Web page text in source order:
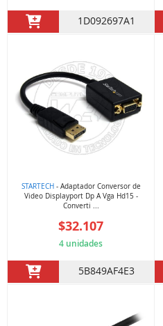
1D092697A1
STARTECH- Adaptador Conversor de
Video Displayport Dp A Vga Hd15 -
Converti ...
$32.107
4 unidades
5B849AF4E3